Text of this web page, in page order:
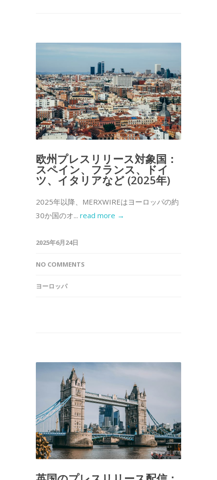
欧州プレスリリース対象国：
スペイン、フランス、ドイ
ツ、イタリアなど (2025年)
2025年以降、MERXWIREはヨーロッパの約
30か国のオ... read more →
2025年6月24日
NO COMMENTS
ヨーロッパ